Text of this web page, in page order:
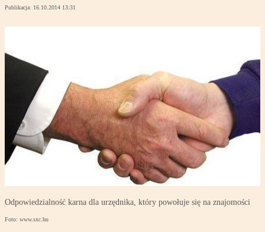
Publikacja: 16.10.2014 13:31
Odpowiedzialność karna dla urzędnika, który powołuje się na znajomości
Foto: www.sxc.hu